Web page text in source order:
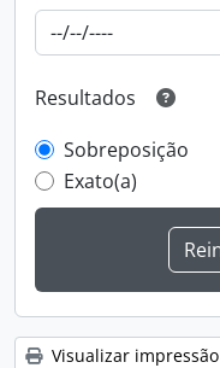
Resultados
Sobreposição
Exato(a)
Visualizar impressão